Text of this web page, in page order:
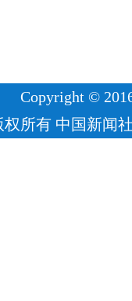
Copyright ©
权所有 中国新闻